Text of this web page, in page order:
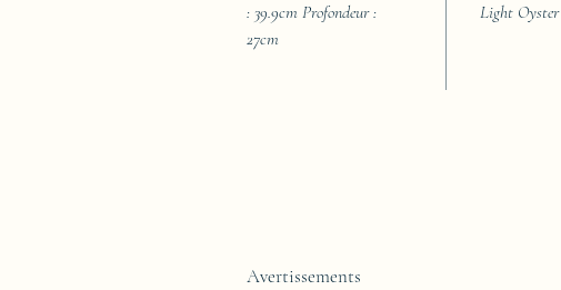
: 39.9cm Profondeur :
27cm
Light Oyster
Avertissements